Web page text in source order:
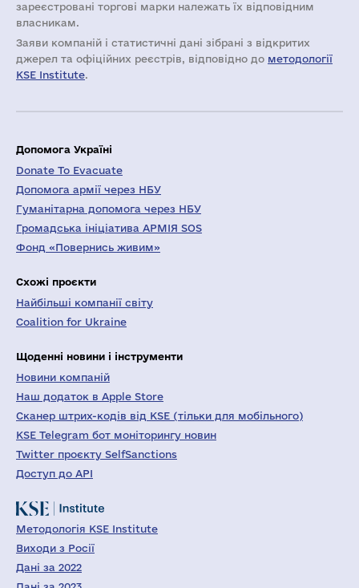
зареєстровані торгові марки належать їх відповідним
власникам.
Заяви компаній i статистичні дані зібрані з відкритих
джерел та офіційних реєстрів, відповідно до методології
KSE Institute.
Допомога Україні
Donate To Evacuate
Допомога армії через НБУ
Гуманітарна допомога через НБУ
Громадська ініціатива АРМІЯ SOS
Фонд «Повернись живим»
Схожі проєкти
Найбільші компанії світу
Coalition for Ukraine
Щоденні новини і інструменти
Новини компаній
Наш додаток в Apple Store
Сканер штрих-кодів від KSE (тільки для мобільного)
KSE Telegram бот моніторингу новин
Twitter проєкту SelfSanctions
Доступ до API
Методологія KSE Institute
Виходи з Росії
Дані за 2022